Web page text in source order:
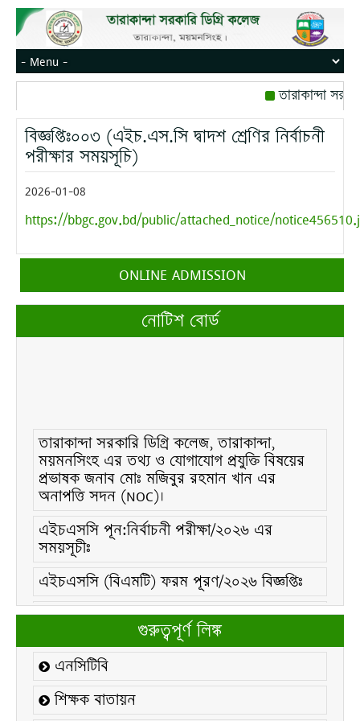
তারাকান্দা
রোজ বৃহস্পতিবার।
মোবাইল নম্বর:
বিজ্ঞপ্তিঃ০০৩ (এইচ.এস.সি দ্বাদশ শ্রেণির নির্বাচনী
পরীক্ষার সময়সূচি)
2026-01-08
https://bbgc.gov.bd/public/attached_notice/
ONLINE ADMISSION
নোটিশ বোর্ড
তারাকান্দা সরকারি ডিগ্রি কলেজ, তারাকান্দা,
ময়মনসিংহ এর তথ্য ও যোগাযোগ প্রযুক্তি বিষয়ের
প্রভাষক জনাব মোঃ মজিবুর রহমান খান এর
অনাপত্তি সদন (NOC)।
এইচএসসি পূন:নির্বাচনী পরীক্ষা/২০২৬ এর
সময়সূচীঃ
এইচএসসি (বিএমটি) ফরম পূরণ/২০২৬ বিজ্ঞপ্তিঃ
এইচএসসি ফরম/২০২৬ পূরণ বিজ্ঞপ্তিঃ
২১ ফেব্রুয়ারি/২০২৬ ইং তারিখে “শহিদ দিবস ও
আন্তর্জাতিক মাতৃভাষা দিবস-২০২৬ উদযাপন
উপলক্ষ্যে নোটিশঃ
কলেজ বন্ধ সংক্রান্ত নোটিশঃ
গুরুত্বপূর্ণ লিঙ্ক
এনসিটিবি
শিক্ষক বাতায়ন